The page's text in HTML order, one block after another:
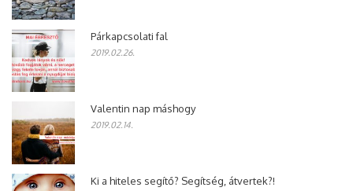
Párkapcsolati fal
2019.02.26.
Valentin nap máshogy
2019.02.14.
Ki a hiteles segítő? Segítség, átvertek?!